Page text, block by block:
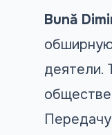
Bună
деятели.
Передачу